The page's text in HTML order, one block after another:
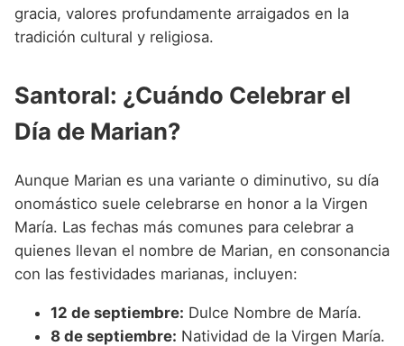
gracia, valores profundamente arraigados en la
tradición cultural y religiosa.
Santoral: ¿Cuándo Celebrar el
Día de Marian?
Aunque Marian es una variante o diminutivo, su día
onomástico suele celebrarse en honor a la Virgen
María. Las fechas más comunes para celebrar a
quienes llevan el nombre de Marian, en consonancia
con las festividades marianas, incluyen:
12 de septiembre: Dulce Nombre de María.
8 de septiembre: Natividad de la Virgen María.